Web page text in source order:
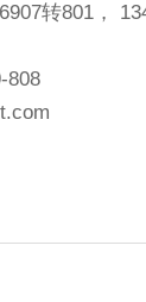
转801，
808